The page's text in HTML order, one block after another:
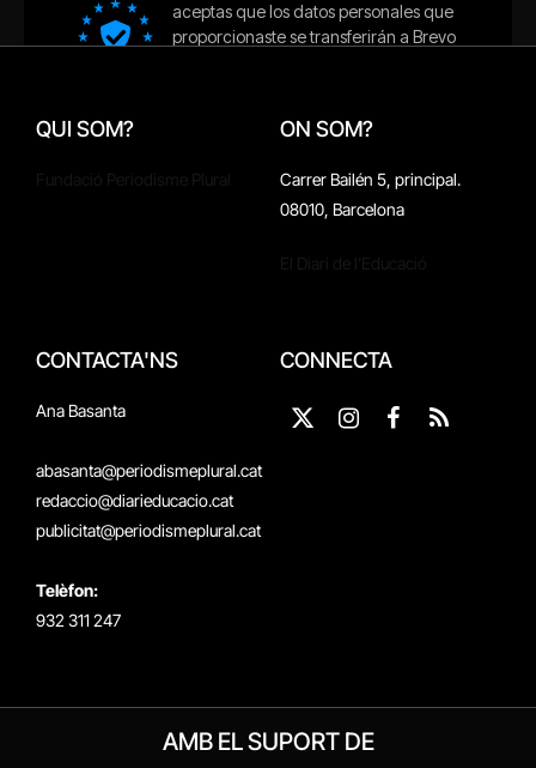
QUI SOM? ON SOM?
Carrer Bailén 5, principal.
08010, Barcelona
CONTACTA'NS
Ana Basanta
abasanta@periodismeplural.cat
redaccio@diarieducacio.cat
publicitat@periodismeplural.cat
Telèfon:
932 311 247
CONNECTA
X
InstagramFacebook
RSS
AMB EL SUPORT DE